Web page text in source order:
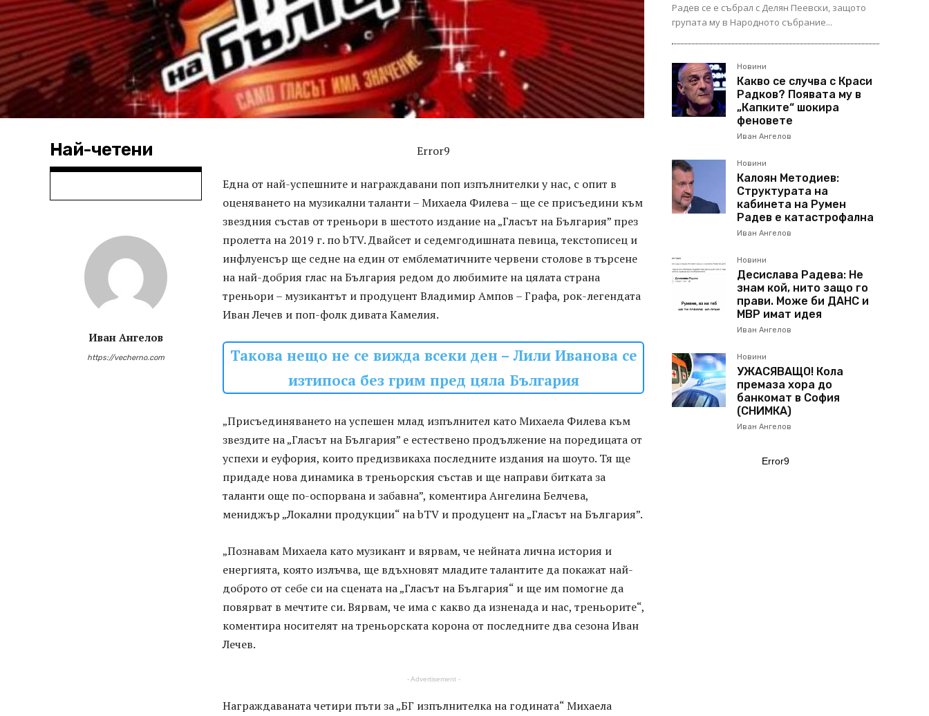
Най-четени
Иван Ангелов
https://vecherno.com
Error9
Една от най-успешните и награждавани поп изпълнителки у нас, с опит в
оценяването на музикални таланти – Михаела Филева – ще се присъедини към
звездния състав от треньори в шестото издание на „Гласът на България” през
пролетта на 2019 г. по bTV. Двайсет и седемгодишната певица, текстописец и
инфлуенсър ще седне на един от емблематичните червени столове в търсене
на най-добрия глас на България редом до любимите на цялата страна
треньори – музикантът и продуцент Владимир Ампов – Графа, рок-легендата
Иван Лечев и поп-фолк дивата Камелия.
Такова нещо не се вижда всеки ден – Лили Иванова се
изтипоса без грим пред цяла България
„Присъединяването на успешен млад изпълнител като Михаела Филева към
звездите на „Гласът на България” е естествено продължение на поредицата от
успехи и еуфория, които предизвикаха последните издания на шоуто. Тя ще
придаде нова динамика в треньорския състав и ще направи битката за
таланти още по-оспорвана и забавна”, коментира Ангелина Белчева,
мениджър „Локални продукции“ на bTV и продуцент на „Гласът на България”.
„Познавам Михаела като музикант и вярвам, че нейната лична история и
енергията, която излъчва, ще вдъхновят младите талантите да покажат най-
доброто от себе си на сцената на „Гласът на България“ и ще им помогне да
повярват в мечтите си. Вярвам, че има с какво да изненада и нас, треньорите“,
коментира носителят на треньорската корона от последните два сезона Иван
Лечев.
- Advertisement -
Награждаваната четири пъти за „БГ изпълнителка на годината“ Михаела
Радев се е събрал с Делян Пеевски, защото
групата му в Народното събрание...
Новини
Какво се случва с Краси
Радков? Появата му в
„Капките“ шокира
феновете
Иван Ангелов
Новини
Калоян Методиев:
Структурата на
кабинета на Румен
Радев е катастрофална
Иван Ангелов
Новини
Десислава Радева: Не
знам кой, нито защо го
прави. Може би ДАНС и
МВР имат идея
Иван Ангелов
Новини
УЖАСЯВАЩО! Кола
премаза хора до
банкомат в София
(СНИМКА)
Иван Ангелов
Error9